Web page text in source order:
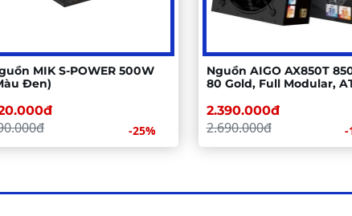
MIK S-POWER 500W
Đen)
-25%
Nguồn AIGO AX850T
80 Gold, Full Modular,
2.390.000đ
2.690.000đ -